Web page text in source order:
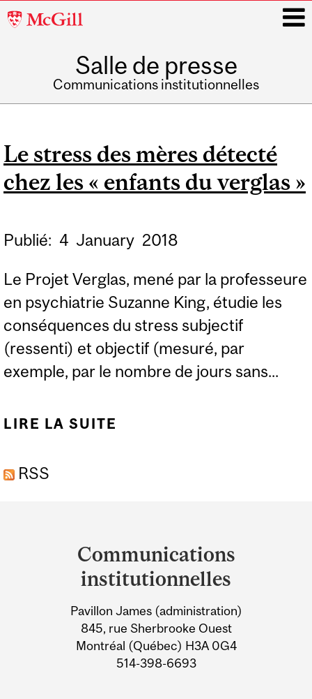
McGill
Salle de presse
Communications institutionnelles
Le stress des mères détecté
chez les « enfants du verglas »
Publié: 4 January 2018
Le Projet Verglas, mené par la professeure
en psychiatrie Suzanne King, étudie les
conséquences du stress subjectif
(ressenti) et objectif (mesuré, par
exemple, par le nombre de jours sans...
LIRE LA SUITE
RSS
University
Information
Communications
institutionnelles
Pavillon James (administration)
845, rue Sherbrooke Ouest
Montréal (Québec) H3A 0G4
514-398-6693